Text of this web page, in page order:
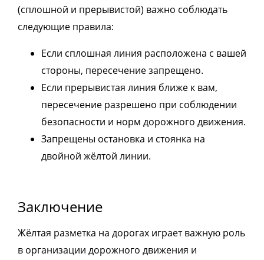
(сплошной и прерывистой) важно соблюдать
следующие правила:
Если сплошная линия расположена с вашей
стороны, пересечение запрещено.
Если прерывистая линия ближе к вам,
пересечение разрешено при соблюдении
безопасности и норм дорожного движения.
Запрещены остановка и стоянка на
двойной жёлтой линии.
Заключение
Жёлтая разметка на дорогах играет важную роль
в организации дорожного движения и